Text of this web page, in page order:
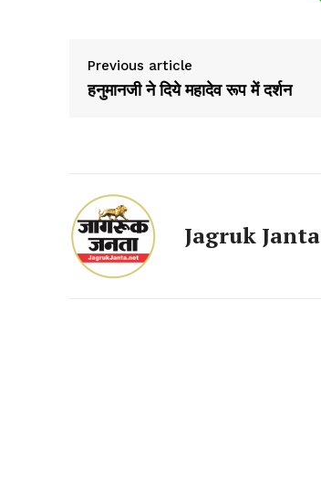
Previous article
हनुमानजी ने दिये महादेव रूप में दर्शन
Jagruk Janta